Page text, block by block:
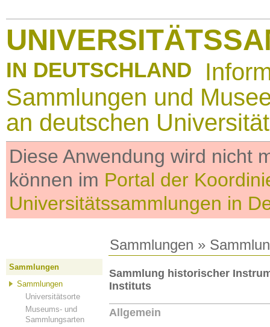
IN DEUTSCHLAND
Sammlungen und
an deutschen
Diese Anwendung wird nicht
können im Portal der
Universitätssammlungen in
Sammlungen »
Sammlungen
Sammlungen
Universitätsorte
Museums- und
Sammlungsarten
Sammlung historischer
Instituts
Allgemein